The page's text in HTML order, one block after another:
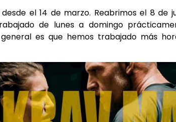
el 14 de marzo. Reabrimos el 8 de
de lunes a domingo
es que hemos trabajado más